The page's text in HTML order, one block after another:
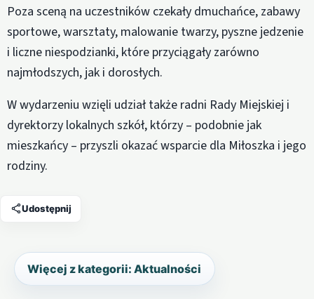
Poza sceną na uczestników czekały dmuchańce, zabawy
sportowe, warsztaty, malowanie twarzy, pyszne jedzenie
i liczne niespodzianki, które przyciągały zarówno
najmłodszych, jak i dorosłych.
W wydarzeniu wzięli udział także radni Rady Miejskiej i
dyrektorzy lokalnych szkół, którzy – podobnie jak
mieszkańcy – przyszli okazać wsparcie dla Miłoszka i jego
rodziny.
Udostępnij
Więcej z kategorii: Aktualności